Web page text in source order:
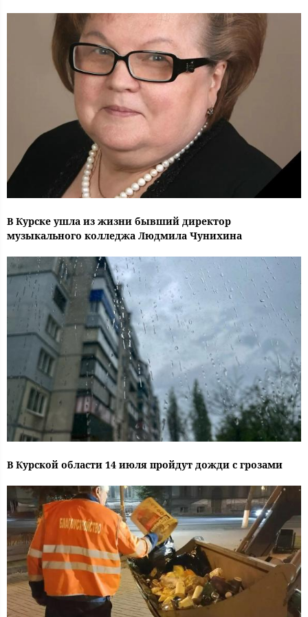
В Курске ушла из жизни бывший директор
музыкального колледжа Людмила Чунихина
В Курской области 14 июля пройдут дожди с грозами